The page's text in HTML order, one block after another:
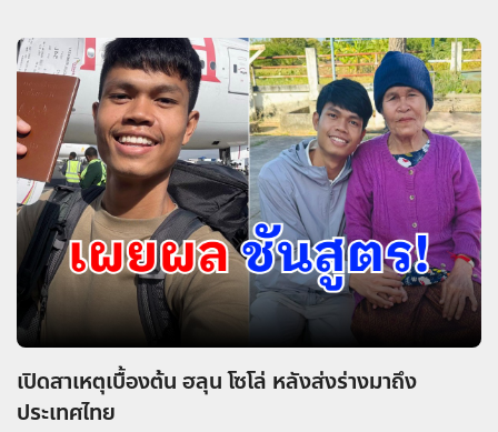
เปิดสาเหตุเบื้องต้น ฮลุน โซโล่ หลังส่งร่างมาถึง
ประเทศไทย